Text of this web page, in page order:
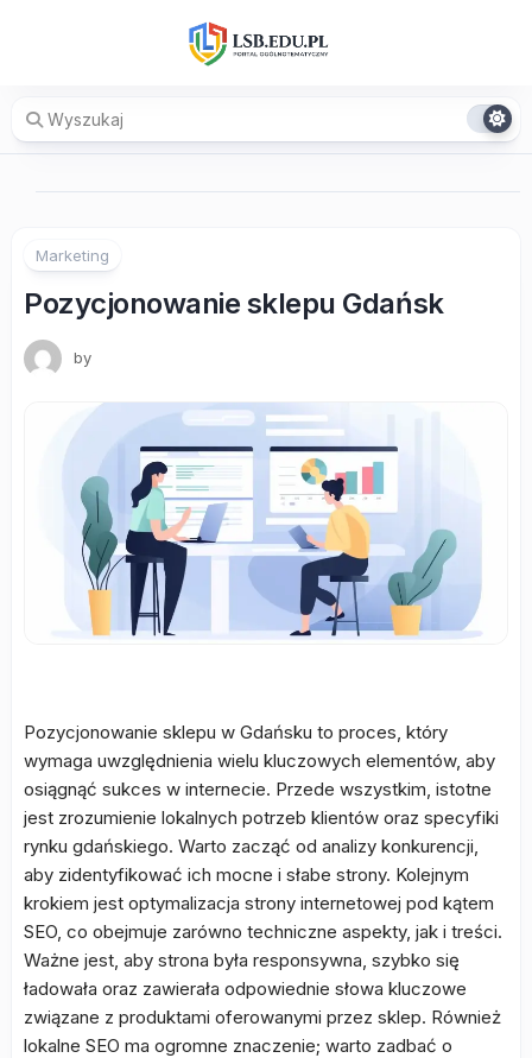
Marketing
Pozycjonowanie sklepu Gdańsk
by
Pozycjonowanie sklepu w Gdańsku to proces, który
wymaga uwzględnienia wielu kluczowych elementów, aby
osiągnąć sukces w internecie. Przede wszystkim, istotne
jest zrozumienie lokalnych potrzeb klientów oraz specyfiki
rynku gdańskiego. Warto zacząć od analizy konkurencji,
aby zidentyfikować ich mocne i słabe strony. Kolejnym
krokiem jest optymalizacja strony internetowej pod kątem
SEO, co obejmuje zarówno techniczne aspekty, jak i treści.
Ważne jest, aby strona była responsywna, szybko się
ładowała oraz zawierała odpowiednie słowa kluczowe
związane z produktami oferowanymi przez sklep. Również
lokalne SEO ma ogromne znaczenie; warto zadbać o